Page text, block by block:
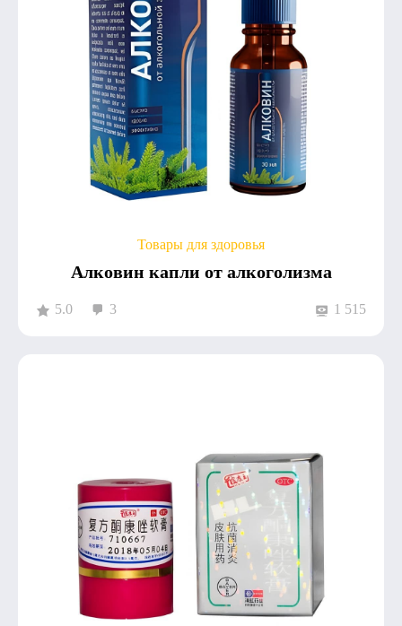
Товары для здоровья
Алковин капли от алкоголизма
5.0 3 1 515